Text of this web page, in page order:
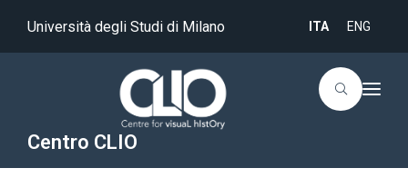
Università degli Studi di Milano ITA ENG
Centro CLIO
T